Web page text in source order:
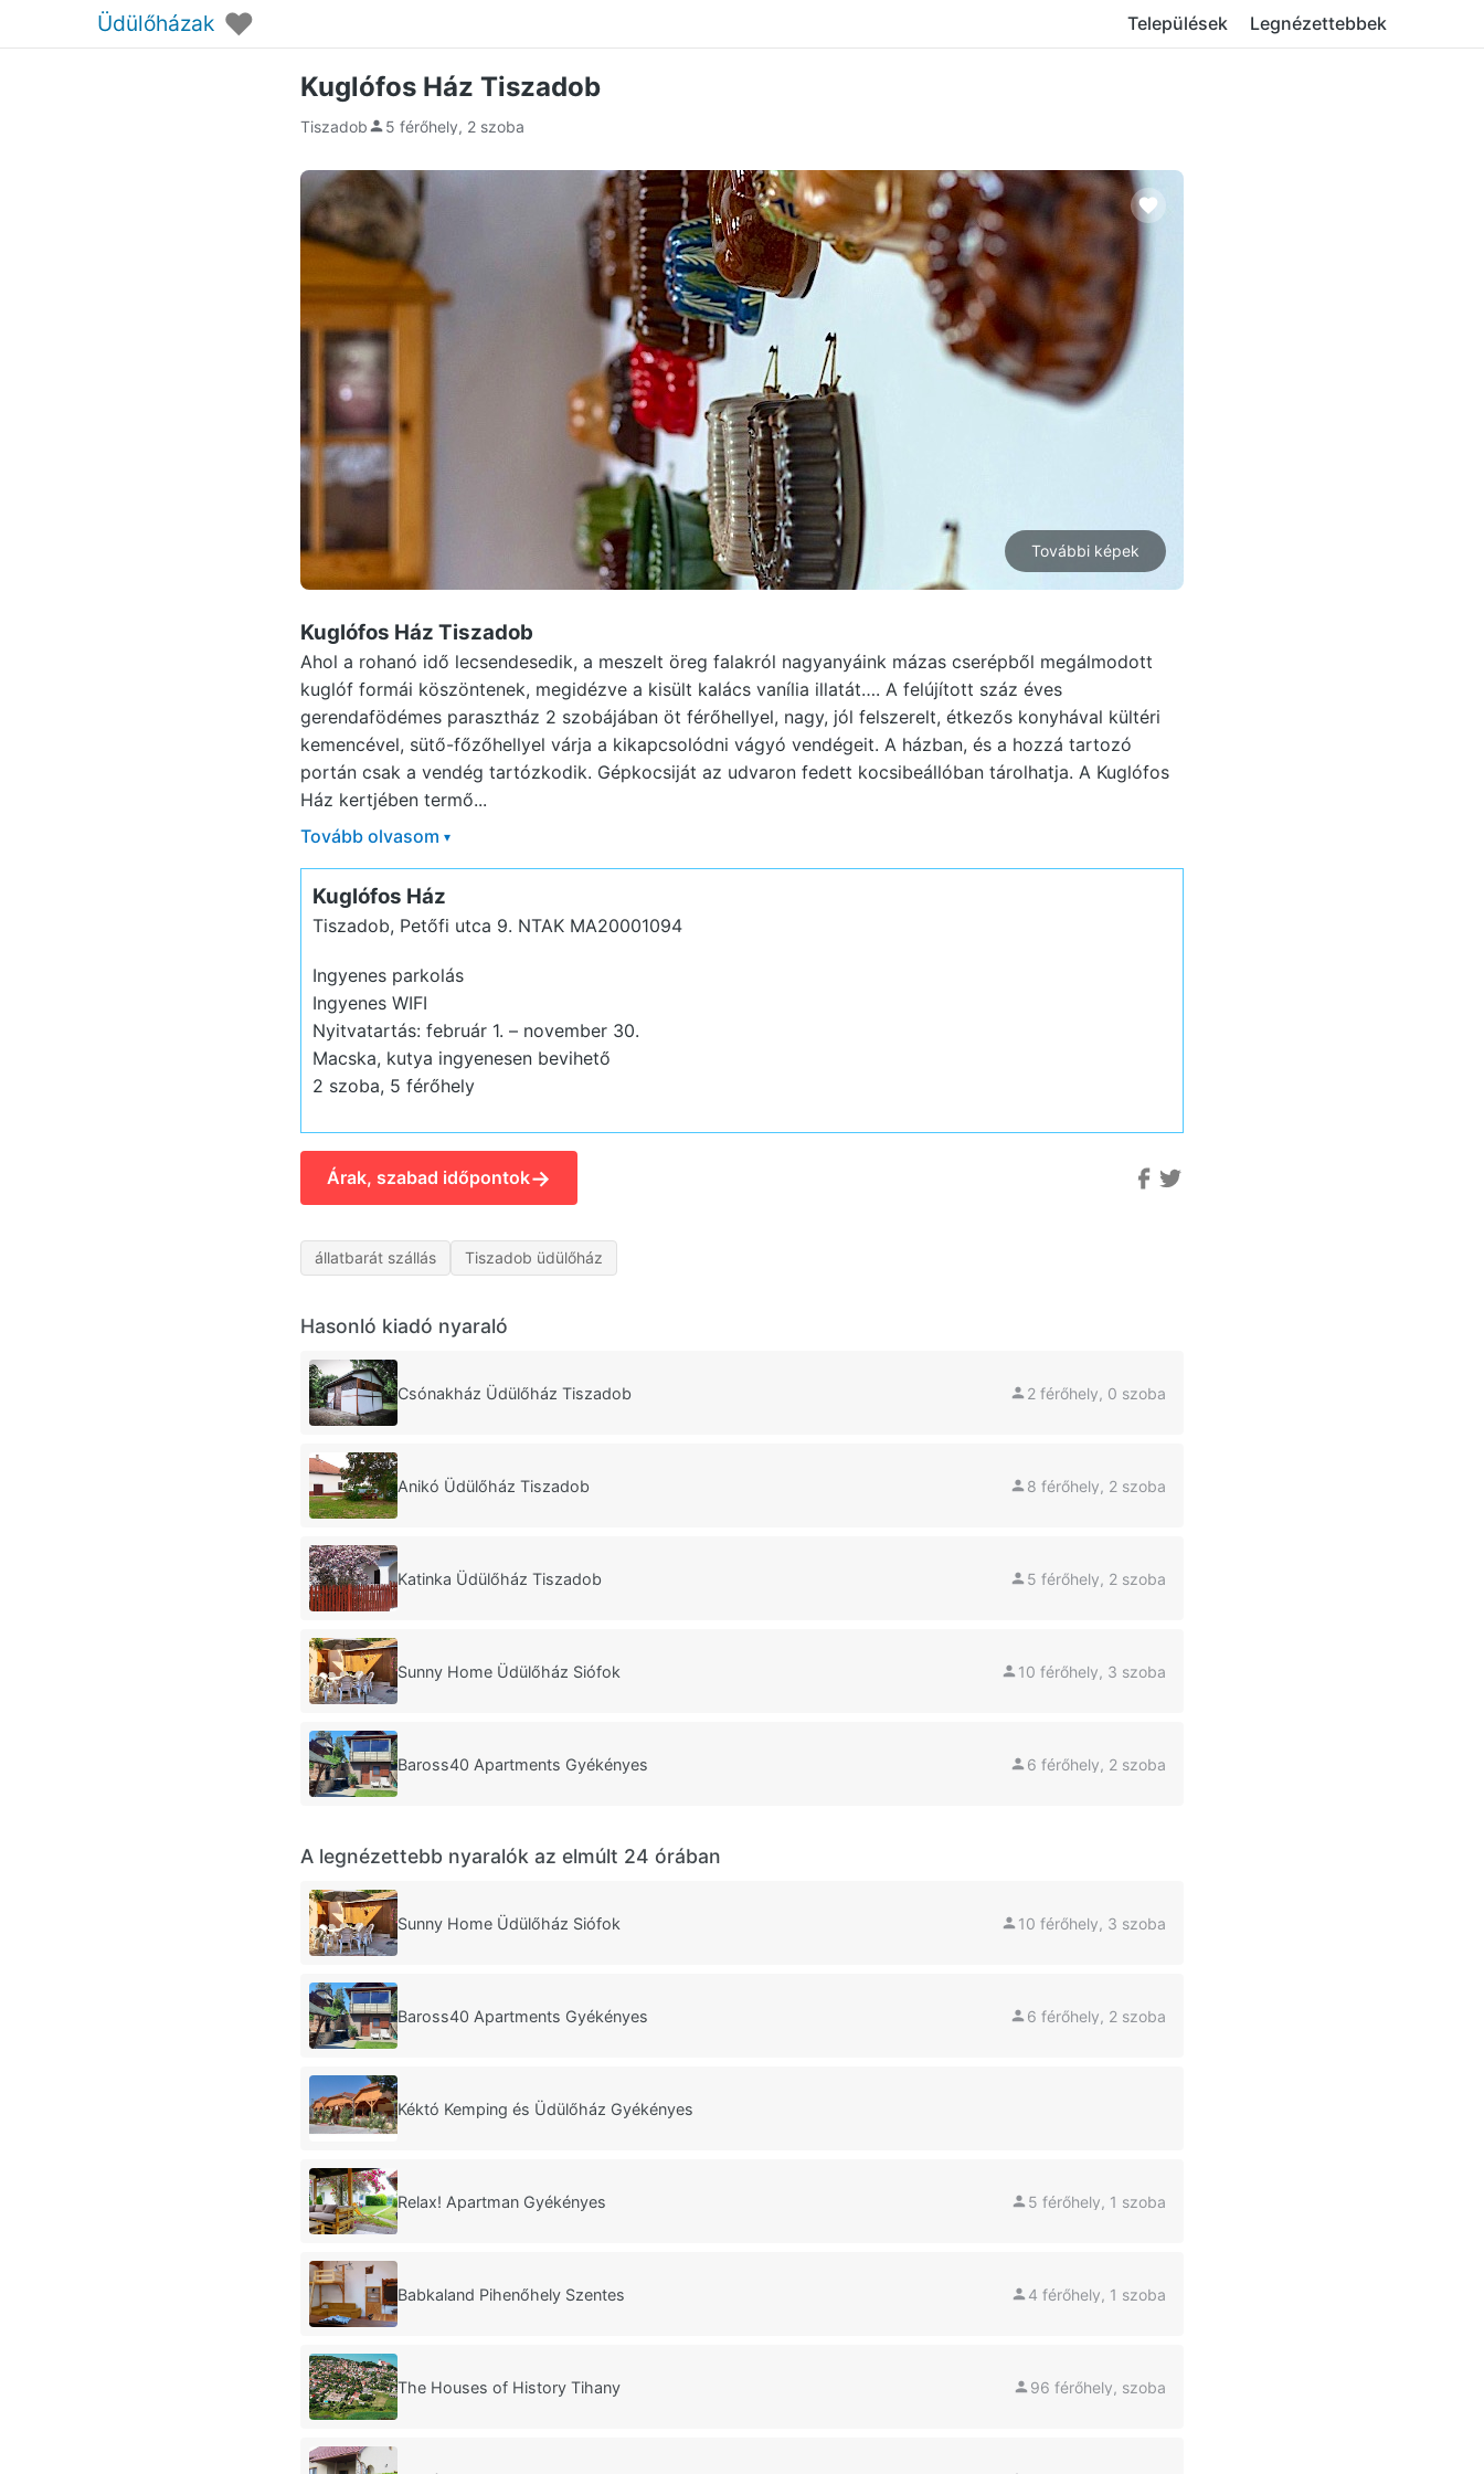
Üdülőházak ♥ Települések Legnézettebbek
Kuglófos Ház Tiszadob
Tiszadob 5 férőhely, 2 szoba
További képek
Kuglófos Ház Tiszadob
Ahol a rohanó idő lecsendesedik, a meszelt öreg falakról nagyanyáink mázas cserépből megálmodott
kuglóf formái köszöntenek, megidézve a kisült kalács vanília illatát…. A felújított száz éves
gerendafödémes parasztház 2 szobájában öt férőhellyel, nagy, jól felszerelt, étkezős konyhával kültéri
kemencével, sütő-főzőhellyel várja a kikapcsolódni vágyó vendégeit. A házban, és a hozzá tartozó
portán csak a vendég tartózkodik. Gépkocsiját az udvaron fedett kocsibeállóban tárolhatja. A Kuglófos
Ház kertjében termő...
Tovább olvasom ▾
Kuglófos Ház
Tiszadob, Petőfi utca 9. NTAK MA20001094
Ingyenes parkolás
Ingyenes WIFI
Nyitvatartás: február 1. – november 30.
Macska, kutya ingyenesen bevihető
2 szoba, 5 férőhely
Árak, szabad időpontok→
állatbarát szállás Tiszadob üdülőház
Hasonló kiadó nyaraló
Csónakház Üdülőház Tiszadob 2 férőhely, 0 szoba
Anikó Üdülőház Tiszadob 8 férőhely, 2 szoba
Katinka Üdülőház Tiszadob 5 férőhely, 2 szoba
Sunny Home Üdülőház Siófok 10 férőhely, 3 szoba
Baross40 Apartments Gyékényes 6 férőhely, 2 szoba
A legnézettebb nyaralók az elmúlt 24 órában
Sunny Home Üdülőház Siófok 10 férőhely, 3 szoba
Baross40 Apartments Gyékényes 6 férőhely, 2 szoba
Kéktó Kemping és Üdülőház Gyékényes
Relax! Apartman Gyékényes 5 férőhely, 1 szoba
Babkaland Pihenőhely Szentes 4 férőhely, 1 szoba
The Houses of History Tihany 96 férőhely, szoba